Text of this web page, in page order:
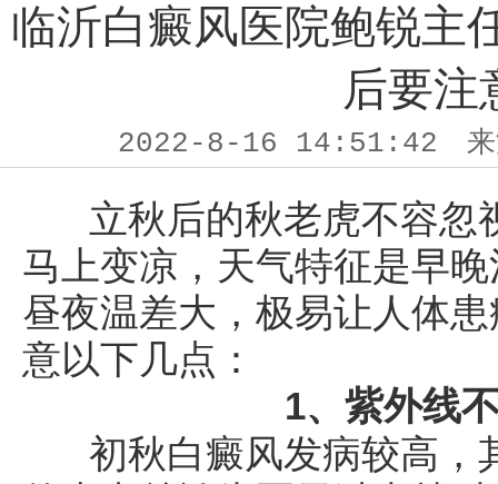
临沂白癜风医院鲍锐主
后要注
2022-8-16 14:51:42
立秋后的秋老虎不容忽
马上变凉，天气特征是早
昼夜温差大，极易让人体
意以下几点：
1、紫外线
初秋白癜风发病较高，